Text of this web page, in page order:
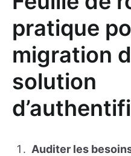
pratique
migration
solution
Auditer les